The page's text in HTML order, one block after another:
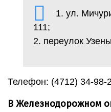
1. ул.
111;
2. переулок
Телефон: (4712) 34-98-
В Железнодорожном